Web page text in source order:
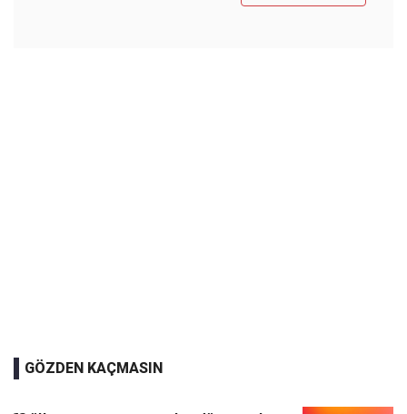
GÖZDEN KAÇMASIN